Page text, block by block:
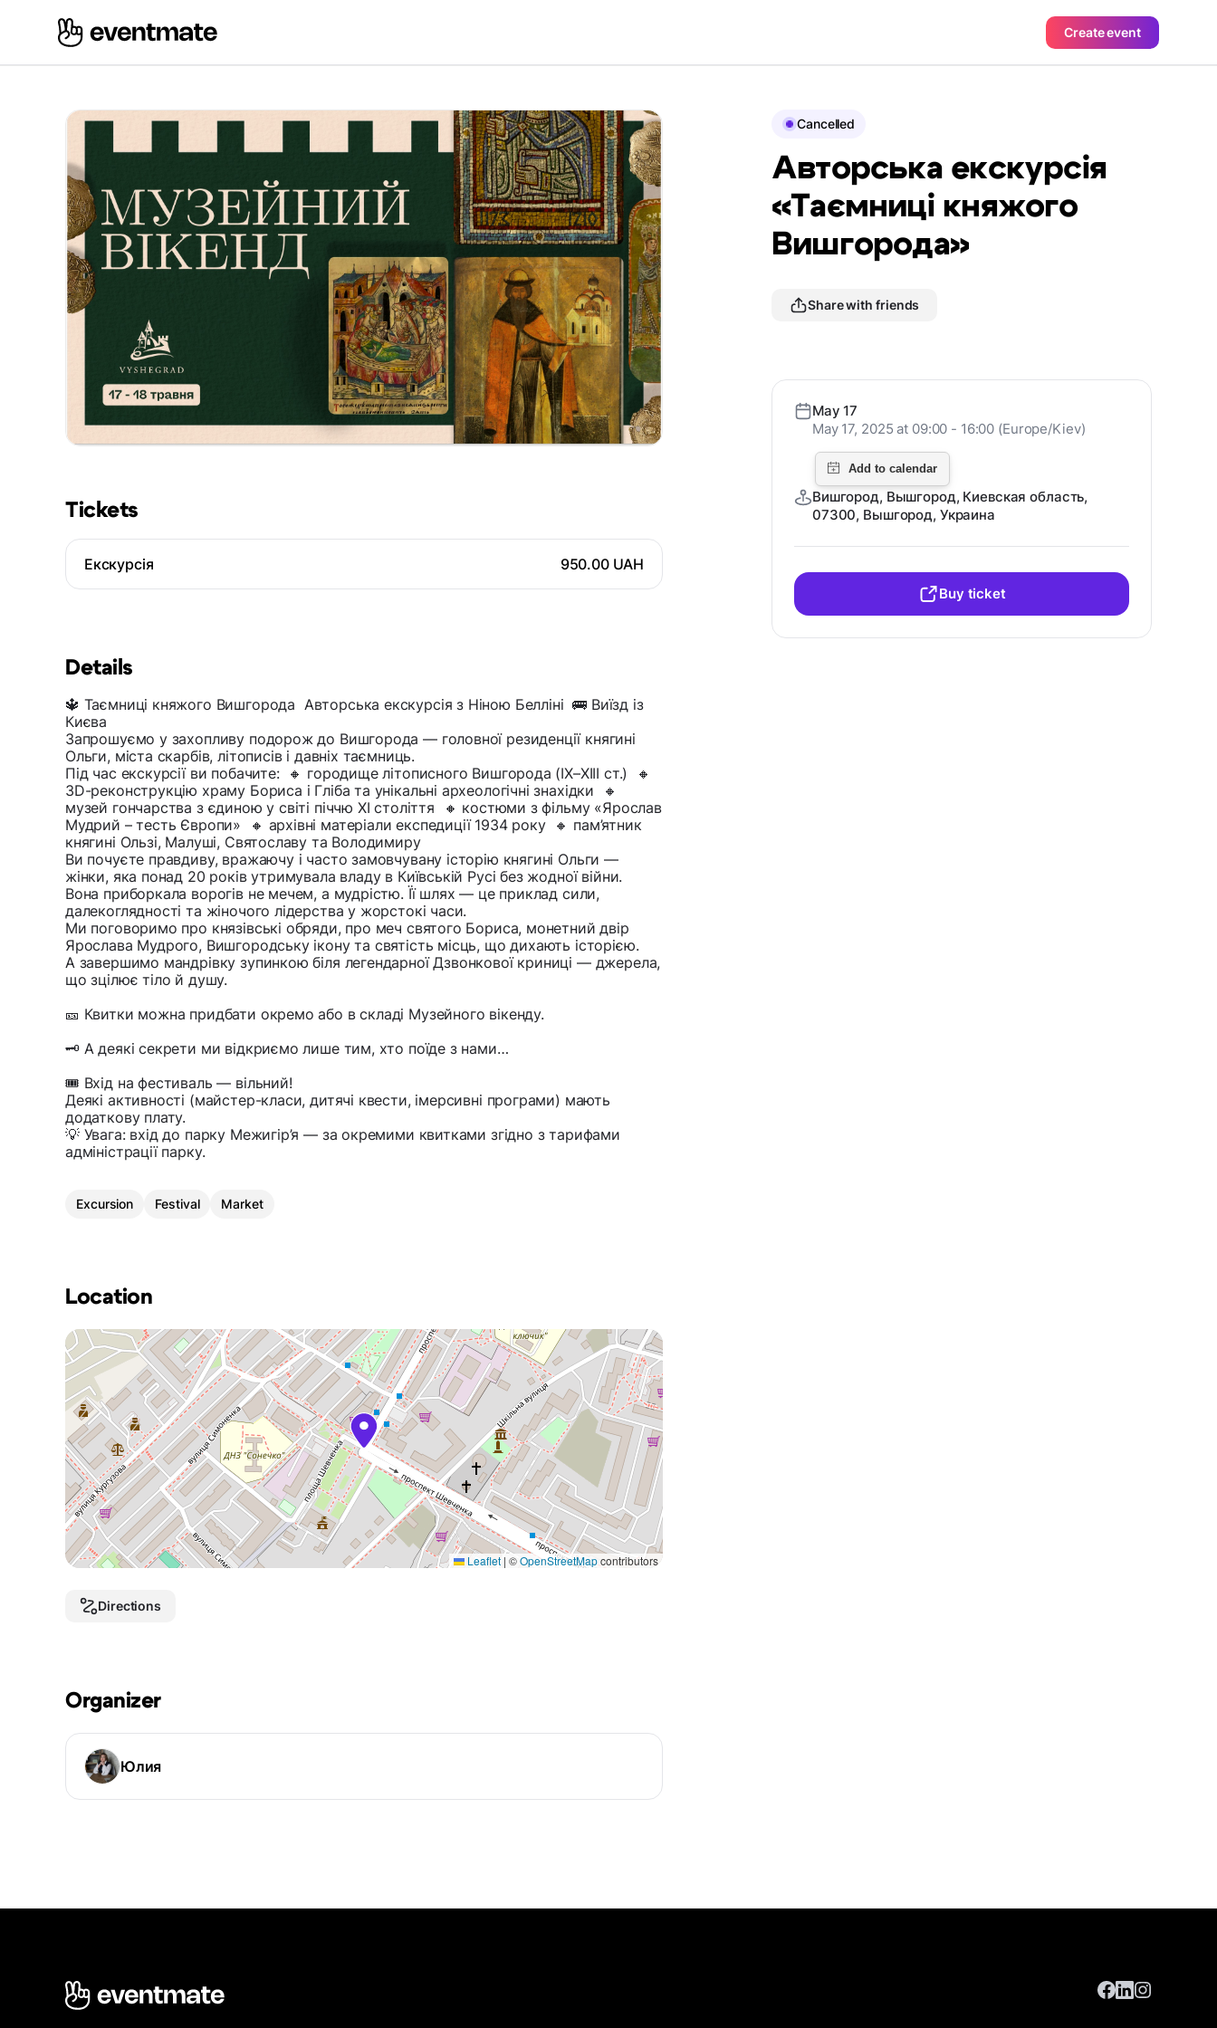
Create event
Tickets
Екскурсія 950.00 UAH
Details
🔱 Таємниці княжого Вишгорода Авторська екскурсія з Ніною Белліні 🚌 Виїзд із
Києва
Запрошуємо у захопливу подорож до Вишгорода — головної резиденції княгині
Ольги, міста скарбів, літописів і давніх таємниць.
Під час екскурсії ви побачите: 🔸 городище літописного Вишгорода (IX–XIII ст.) 🔸
3D-реконструкцію храму Бориса і Гліба та унікальні археологічні знахідки 🔸
музей гончарства з єдиною у світі піччю XI століття 🔸 костюми з фільму «Ярослав
Мудрий – тесть Європи» 🔸 архівні матеріали експедиції 1934 року 🔸 пам’ятник
княгині Ользі, Малуші, Святославу та Володимиру
Ви почуєте правдиву, вражаючу і часто замовчувану історію княгині Ольги —
жінки, яка понад 20 років утримувала владу в Київській Русі без жодної війни.
Вона приборкала ворогів не мечем, а мудрістю. Її шлях — це приклад сили,
далекоглядності та жіночого лідерства у жорстокі часи.
Ми поговоримо про князівські обряди, про меч святого Бориса, монетний двір
Ярослава Мудрого, Вишгородську ікону та святість місць, що дихають історією.
А завершимо мандрівку зупинкою біля легендарної Дзвонкової криниці — джерела,
що зцілює тіло й душу.
🎫 Квитки можна придбати окремо або в складі Музейного вікенду.
🗝️ А деякі секрети ми відкриємо лише тим, хто поїде з нами…
🎟 Вхід на фестиваль — вільний!
Деякі активності (майстер-класи, дитячі квести, імерсивні програми) мають
додаткову плату.
💡 Увага: вхід до парку Межигір’я — за окремими квитками згідно з тарифами
адміністрації парку.
Excursion Festival Market
Location
Leaflet | ©OpenStreetMapcontributors
Directions
Organizer
Юлия
Cancelled
Авторська екскурсія
«Таємниці княжого
Вишгорода»
Share with friends
May 17
May 17, 2025 at 09:00 - 16:00 (Europe/Kiev)
Вишгород, Вышгород, Киевская область,
07300, Вышгород, Украина
Buy ticket